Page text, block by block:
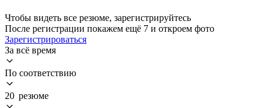
Чтобы видеть все резюме, зарегистрируйтесь
После регистрации покажем ещё 7 и откроем фото
Зарегистрироваться
За всё время
По соответствию
20 резюме